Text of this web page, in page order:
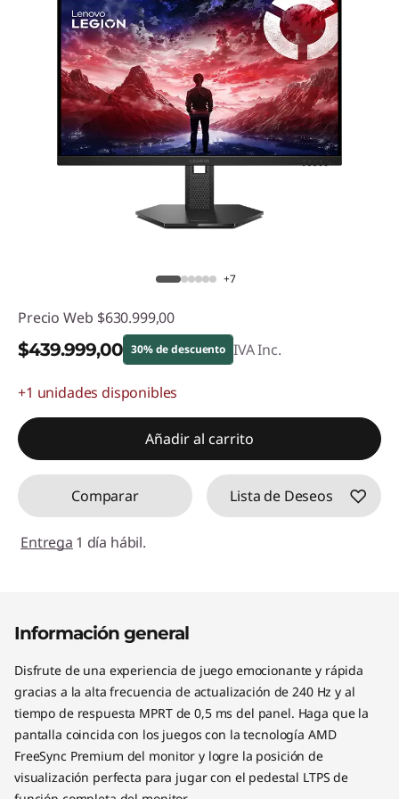
+7
Precio Web $630.999,00
$439.999,00 30% de descuento IVA Inc.
Descuento prod (inc IVA) :
+1 unidades disponibles
Añadir al carrito
Comparar Lista de Deseos
Entrega 1 día hábil.
Información general
Disfrute de una experiencia de juego emocionante y rápida
gracias a la alta frecuencia de actualización de 240 Hz y al
tiempo de respuesta MPRT de 0,5 ms del panel. Haga que la
pantalla coincida con los juegos con la tecnología AMD
FreeSync Premium del monitor y logre la posición de
visualización perfecta para jugar con el pedestal LTPS de